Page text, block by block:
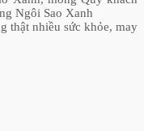
Ngôi Sao Xanh
thật nhiều sức khỏe, may